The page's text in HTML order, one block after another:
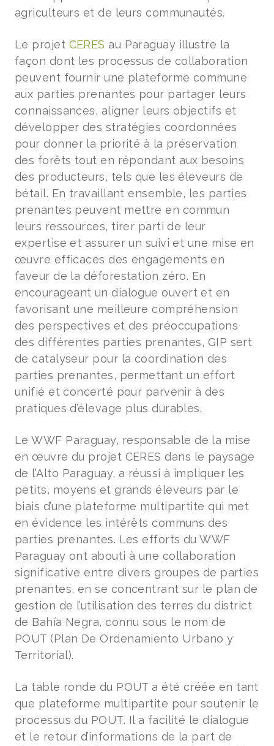
agriculteurs et de leurs communautés.
Le projet CERES au Paraguay illustre la
façon dont les processus de collaboration
peuvent fournir une plateforme commune
aux parties prenantes pour partager leurs
connaissances, aligner leurs objectifs et
développer des stratégies coordonnées
pour donner la priorité à la préservation
des forêts tout en répondant aux besoins
des producteurs, tels que les éleveurs de
bétail. En travaillant ensemble, les parties
prenantes peuvent mettre en commun
leurs ressources, tirer parti de leur
expertise et assurer un suivi et une mise en
œuvre efficaces des engagements en
faveur de la déforestation zéro. En
encourageant un dialogue ouvert et en
favorisant une meilleure compréhension
des perspectives et des préoccupations
des différentes parties prenantes, GIP sert
de catalyseur pour la coordination des
parties prenantes, permettant un effort
unifié et concerté pour parvenir à des
pratiques d’élevage plus durables.
Le WWF Paraguay, responsable de la mise
en œuvre du projet CERES dans le paysage
de l’Alto Paraguay, a réussi à impliquer les
petits, moyens et grands éleveurs par le
biais d’une plateforme multipartite qui met
en évidence les intérêts communs des
parties prenantes. Les efforts du WWF
Paraguay ont abouti à une collaboration
significative entre divers groupes de parties
prenantes, en se concentrant sur le plan de
gestion de l’utilisation des terres du district
de Bahía Negra, connu sous le nom de
POUT (Plan De Ordenamiento Urbano y
Territorial).
La table ronde du POUT a été créée en tant
que plateforme multipartite pour soutenir le
processus du POUT. Il a facilité le dialogue
et le retour d’informations de la part de